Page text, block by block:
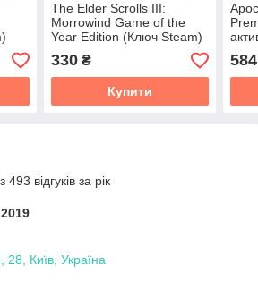
The Elder Scrolls III:
Morrowind Game of the
Year Edition (Ключ Steam)
для ПК
330₴
Купити
Весь
584
відгуків за рік
Київ, Україна